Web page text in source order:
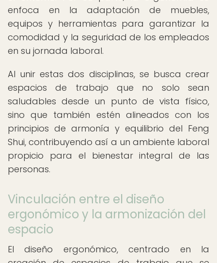
enfoca en la adaptación de muebles,
equipos y herramientas para garantizar la
comodidad y la seguridad de los empleados
en su jornada laboral.
Al unir estas dos disciplinas, se busca crear
espacios de trabajo que no solo sean
saludables desde un punto de vista físico,
sino que también estén alineados con los
principios de armonía y equilibrio del Feng
Shui, contribuyendo así a un ambiente laboral
propicio para el bienestar integral de las
personas.
Vinculación entre el diseño
ergonómico y la armonización del
espacio
El diseño ergonómico, centrado en la